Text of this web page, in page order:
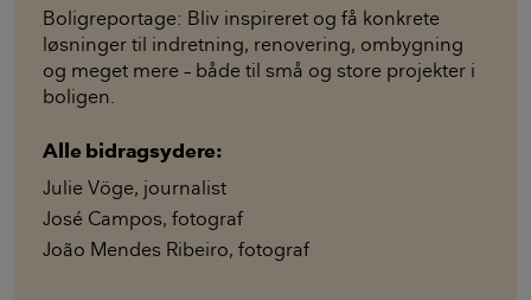
Boligreportage: Bliv inspireret og få konkrete
løsninger til indretning, renovering, ombygning
og meget mere – både til små og store projekter i
boligen.
Alle bidragsydere:
Julie Vöge, journalist
José Campos, fotograf
João Mendes Ribeiro, fotograf